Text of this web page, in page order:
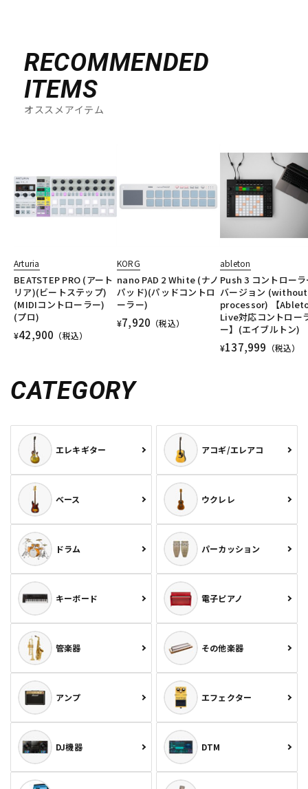
RECOMMENDED
ITEMS
オススメアイテム
Arturia
BEATSTEP PRO (アート
リア)(ビートステップ)
(MIDIコントローラー)
(プロ)
¥42,900 （税込）
KORG
nano PAD 2 White (ナノ
パッド)(パッドコントロ
ーラー)
¥7,920 （税込）
ableton
Push 3 コントロー
バージョン (without
processor) 【
Live対応コントロー
ー】(エイブルトン)
¥137,999 （税込）
CATEGORY
エレキギター アコギ/エレアコ
ベース ウクレレ
ドラム パーカッション
キーボード 電子ピアノ
管楽器 その他楽器
アンプ エフェクター
DJ機器 DTM